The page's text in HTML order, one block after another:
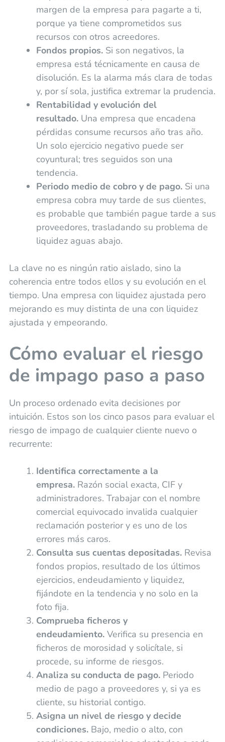
margen de la empresa para pagarte a ti,
porque ya tiene comprometidos sus
recursos con otros acreedores.
Fondos propios.Si son negativos, la
empresa está técnicamente en causa de
disolución. Es la alarma más clara de todas
y, por sí sola, justifica extremar la prudencia.
Rentabilidad y evolución del
resultado.Una empresa que encadena
pérdidas consume recursos año tras año.
Un solo ejercicio negativo puede ser
coyuntural; tres seguidos son una
tendencia.
Periodo medio de cobro y de pago.Si una
empresa cobra muy tarde de sus clientes,
es probable que también pague tarde a sus
proveedores, trasladando su problema de
liquidez aguas abajo.
La clave no es ningún ratio aislado, sino la
coherencia entre todos ellos y su evolución en el
tiempo. Una empresa con liquidez ajustada pero
mejorando es muy distinta de una con liquidez
ajustada y empeorando.
Cómo evaluar el riesgo
de impago paso a paso
Un proceso ordenado evita decisiones por
intuición. Estos son los cinco pasos para evaluar el
riesgo de impago de cualquier cliente nuevo o
recurrente:
Identifica correctamente a la
empresa.Razón social exacta, CIF y
administradores. Trabajar con el nombre
comercial equivocado invalida cualquier
reclamación posterior y es uno de los
errores más caros.
Consulta sus cuentas depositadas.Revisa
fondos propios, resultado de los últimos
ejercicios, endeudamiento y liquidez,
fijándote en la tendencia y no solo en la
foto fija.
Comprueba ficheros y
endeudamiento.Verifica su presencia en
ficheros de morosidad y solicítale, si
procede, su informe de riesgos.
Analiza su conducta de pago.Periodo
medio de pago a proveedores y, si ya es
cliente, su historial contigo.
Asigna un nivel de riesgo y decide
condiciones.Bajo, medio o alto, con